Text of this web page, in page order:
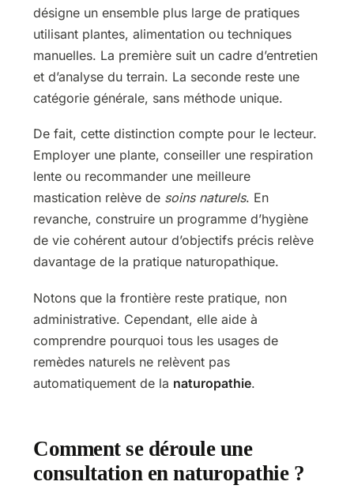
désigne un ensemble plus large de pratiques
utilisant plantes, alimentation ou techniques
manuelles. La première suit un cadre d’entretien
et d’analyse du terrain. La seconde reste une
catégorie générale, sans méthode unique.
De fait, cette distinction compte pour le lecteur.
Employer une plante, conseiller une respiration
lente ou recommander une meilleure
mastication relève de soins naturels. En
revanche, construire un programme d’hygiène
de vie cohérent autour d’objectifs précis relève
davantage de la pratique naturopathique.
Notons que la frontière reste pratique, non
administrative. Cependant, elle aide à
comprendre pourquoi tous les usages de
remèdes naturels ne relèvent pas
automatiquement de la naturopathie.
Comment se déroule une
consultation en naturopathie ?